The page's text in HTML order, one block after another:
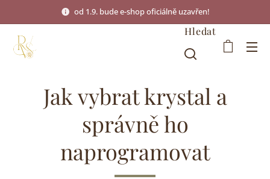
od 1.9. bude e-shop oficiálně uzavřen!
Hledat
Jak vybrat krystal a
správně ho
naprogramovat